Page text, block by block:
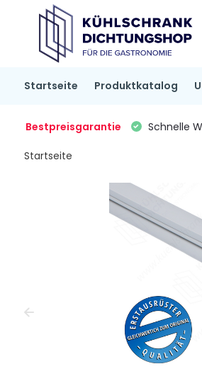
Startseite Produktkatalog
Bestpreisgarantie Schnelle
Startseite